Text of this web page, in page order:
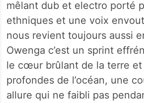
mêlant dub et electro porté
ethniques et une voix
nous revient toujours aussi
Owenga c’est un sprint
le cœur brûlant de la terre et
profondes de l’océan, une
allure qui ne faibli pas